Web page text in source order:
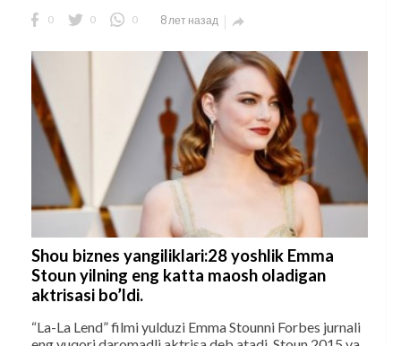
0 0 0 8 лет назад 
Shou biznes yangiliklari:28 yoshlik Emma
Stoun yilning eng katta maosh oladigan
aktrisasi bo’ldi.
“La-La Lend” filmi yulduzi Emma Stounni Forbes jurnali